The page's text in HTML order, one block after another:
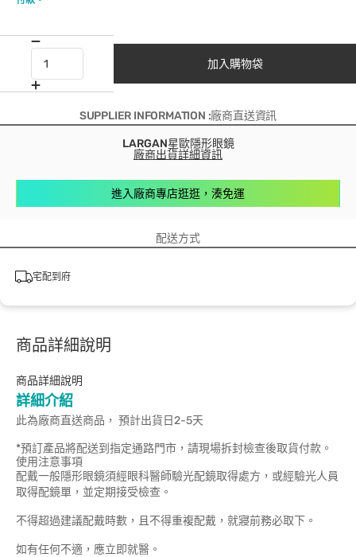
加入購物袋
SUPPLIER INFORMATION :廠商直送資訊
LARGAN星歐隱形眼鏡
廠商出貨詳細資訊
進入廠商專店逛逛，湊免運
配送方式
宅配到府
商品詳細說明
商品詳細說明
詳細介紹
此為廠商直送商品， 預計出貨日2-5天
*預訂產品將配送到指定通路門市，請現場拆封檢查後取貨付款。
使用注意事項
配戴一般隱形眼鏡須經眼科醫師驗光配鏡取得處方，或經驗光人員
取得配鏡單，並定期接受檢查。
不得超過建議配戴時數，且不得重複配戴，就寢前務必取下。
如有任何不適，應立即就醫。